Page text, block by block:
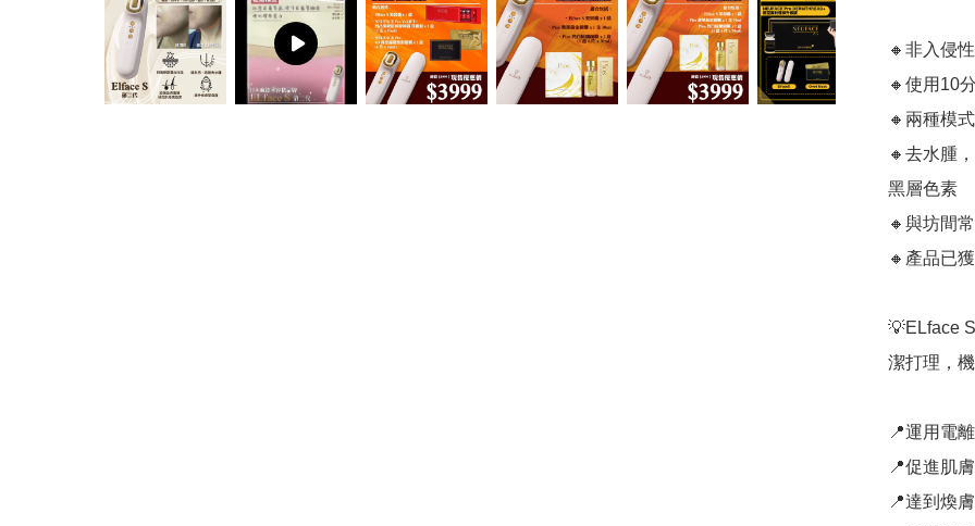
🔸非入侵
🔸使用10
🔸兩種模
🔸去水腫
黑層色素
🔸與坊間
🔸產品已
💡ELface
潔打理，
📍運用電
📍促進肌
📍達到煥